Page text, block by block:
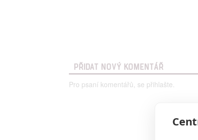
PŘIDAT NOVÝ KOMENTÁŘ
Pro psaní komentářů, se přihlašte.